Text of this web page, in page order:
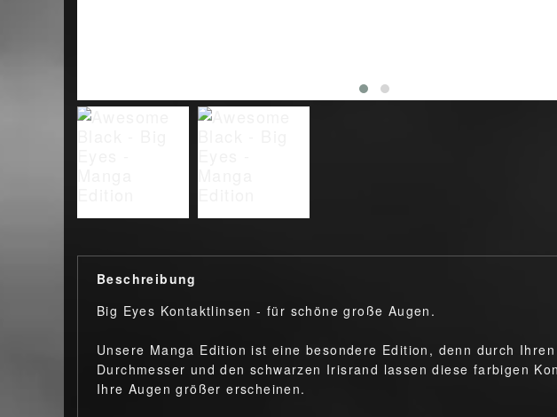
Beschreibung
Big Eyes Kontaktlinsen - für schöne große Augen.
Unsere Manga Edition ist eine besondere Edition, denn durch
Durchmesser und den schwarzen Irisrand lassen diese farbigen
Ihre Augen größer erscheinen.